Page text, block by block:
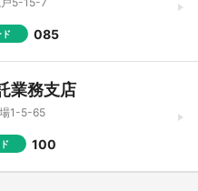
085
業務支店
1-5-65
100